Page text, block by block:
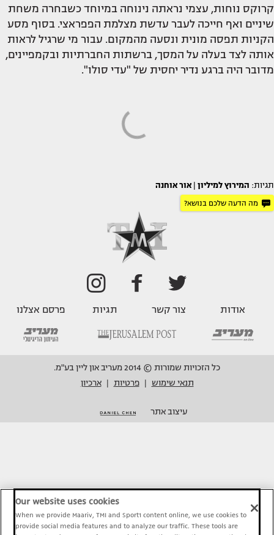
קרוקס נוחות, עצמי נראתה נינוחה במיוחד כשבחרה משחת
שיניים ואף חייכה לעבר עדשת מצלמת הפפראצי. בסוף מסע
הקניות תפסה מונית ונסעה מהמקום. עבור מי שרגיל לראות
אותה לצד בעלה על המסך, ברשתות החברתיות ובקמפיינים,
מדובר היה ברגע נדיר יחסית של "עדי סולו".
תגיות: המירוץ למיליון אור אוחנה
מה הדעה שלכם בנושא?
אודות צור קשר תגיות פרסם אצלנו
כל הזכויות שמורות © 2014 מעריב און ליין בע"מ.
תנאי שימוש
פרטיות ארכיון
עיצוב אתר
Our website uses cookies
When we provide Maariv, TMI and Sport1 content online, we use cookies to
provide social media features and to analyze our traffic. These tools are